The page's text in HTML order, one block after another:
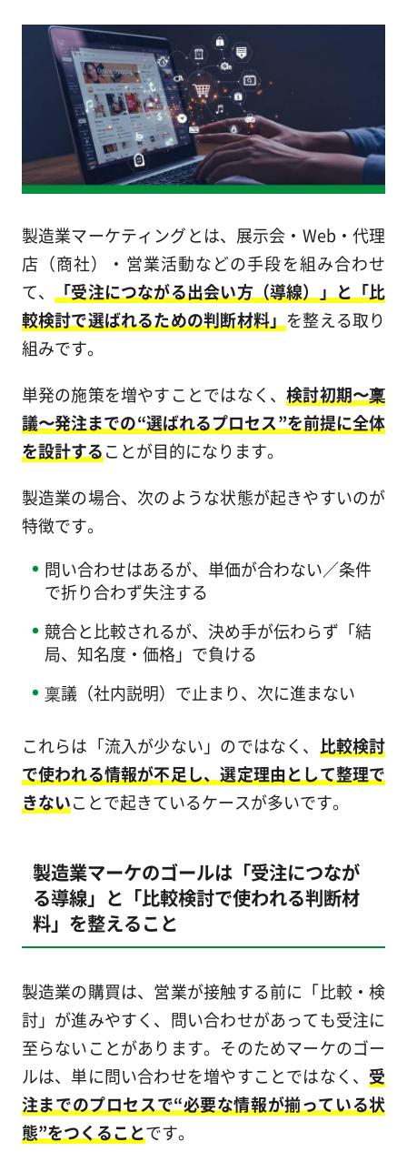
製造業マーケティングとは、展示会・Web・代理
店（商社）・営業活動などの手段を組み合わせ
て、
「受注につながる出会い方（導線）」と「比
較検討で選ばれるための判断材料」 を整える取り
組みです。
単発の施策を増やすことではなく、検討初期〜稟
議〜発注までの“選ばれるプロセス”を前提に全体
を設計することが目的になります。
製造業の場合、次のような状態が起きやすいのが
特徴です。
問い合わせはあるが、単価が合わない／条件
で折り合わず失注する
競合と比較されるが、決め手が伝わらず「結
局、知名度・価格」で負ける
稟議（社内説明）で止まり、次に進まない
これらは「流入が少ない」のではなく、 比較検討
で使われる情報が不足し、選定理由として整理で
きないことで起きているケースが多いです。
製造業マーケのゴールは「受注につなが
る導線」と「比較検討で使われる判断材
料」を整えること
製造業の購買は、営業が接触する前に「比較・検
討」が進みやすく、問い合わせがあっても受注に
至らないことがあります。そのためマーケのゴー
ルは、単に問い合わせを増やすことではなく、 受
注までのプロセスで“必要な情報が揃っている状
態”をつくることです。